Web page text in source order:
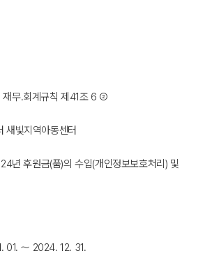
무․회계규칙 제41조 6 ②
새빛지역아동센터
년 후원금(품)의 수입(개인정보보호처리) 및
01. ～ 2024. 12. 31.